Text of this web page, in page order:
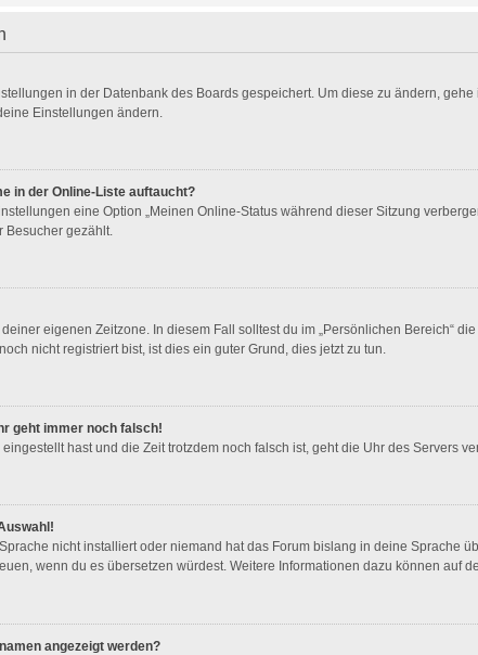
in der Datenbank des Boards gespeichert. Um diese zu ändern,
Einstellungen ändern.
in der Online-Liste auftaucht?
eine Option „Meinen Online-Status während dieser Sitzung
Besucher gezählt.
eigenen Zeitzone. In diesem Fall solltest du im „Persönlichen Bereich“
nicht registriert bist, ist dies ein guter Grund, dies jetzt zu tun.
geht immer noch falsch!
hast und die Zeit trotzdem noch falsch ist, geht die Uhr des Servers
nicht installiert oder niemand hat das Forum bislang in deine Sprache
wenn du es übersetzen würdest. Weitere Informationen dazu können auf
angezeigt werden?